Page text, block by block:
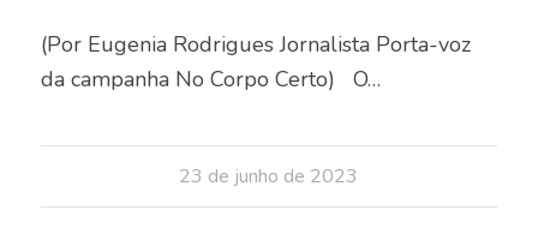
(Por Eugenia Rodrigues Jornalista Porta-voz
da campanha No Corpo Certo) O…
23 de junho de 2023